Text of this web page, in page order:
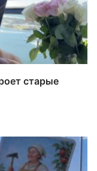
старые